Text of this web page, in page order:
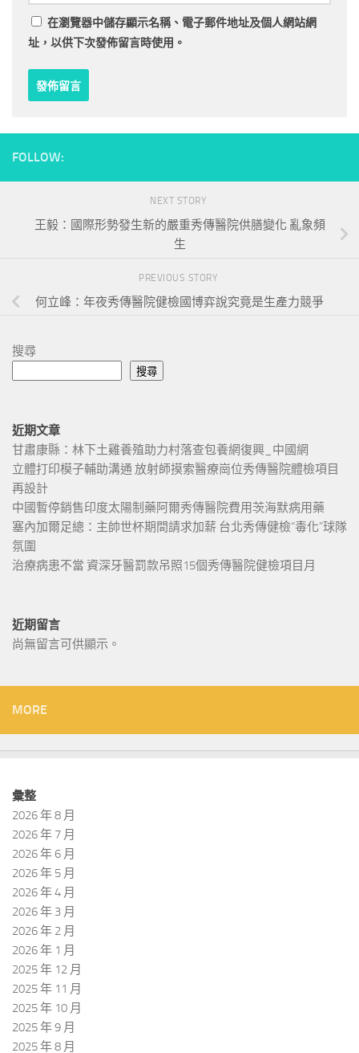
在瀏覽器中儲存顯示名稱、電子郵件地址及個人網站網
址，以供下次發佈留言時使用。
FOLLOW:
NEXT STORY
王毅：國際形勢發生新的嚴重秀傳醫院供膳變化 亂象頻
生
PREVIOUS STORY
何立峰：年夜秀傳醫院健檢國博弈說究竟是生產力競爭
搜尋
搜尋
近期文章
甘肅康縣：林下土雞養殖助力村落查包養網復興_中國網
立體打印模子輔助溝通 放射師摸索醫療崗位秀傳醫院體檢項目
再設計
中國暫停銷售印度太陽制藥阿爾秀傳醫院費用茨海默病用藥
塞內加爾足總：主帥世杯期間請求加薪 台北秀傳健檢“毒化”球隊
氛圍
治療病患不當 資深牙醫罰款吊照15個秀傳醫院健檢項目月
近期留言
尚無留言可供顯示。
MORE
彙整
2026 年 8 月
2026 年 7 月
2026 年 6 月
2026 年 5 月
2026 年 4 月
2026 年 3 月
2026 年 2 月
2026 年 1 月
2025 年 12 月
2025 年 11 月
2025 年 10 月
2025 年 9 月
2025 年 8 月